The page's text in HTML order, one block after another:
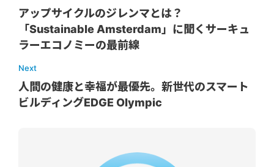
アップサイクルのジレンマとは？
「Sustainable Amsterdam」に聞くサーキュ
ラーエコノミーの最前線
Next
人間の健康と幸福が最優先。新世代のスマート
ビルディングEDGE Olympic